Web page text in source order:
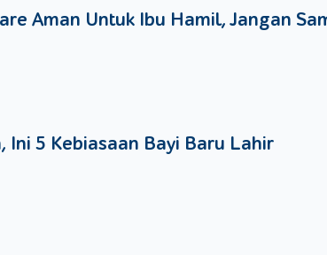
setiap saat tentang kegiatan apa saja yang
Aman Untuk Ibu Hamil, Jangan
Ini 5 Kebiasaan Bayi Baru Lahir